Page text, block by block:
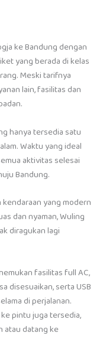
ke Bandung dengan
yang berada di kelas
Meski tarifnya
lain, fasilitas dan
hanya tersedia satu
Waktu yang ideal
aktivitas selesai
Bandung.
yang modern
dan nyaman, Wuling
diragukan lagi
fasilitas full AC,
disesuaikan, serta USB
di perjalanan.
pintu juga tersedia,
atau datang ke